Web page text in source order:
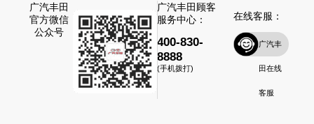
广汽丰田
官方微信
公众号
广汽丰田顾客
服务中心：
400-830-
8888
(手机拨打)
在线客服：
广汽丰
田在线
客服